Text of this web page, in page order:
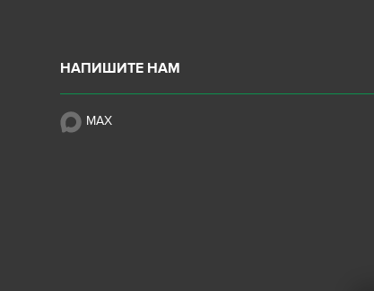
НАПИШИТЕ НАМ
MAX